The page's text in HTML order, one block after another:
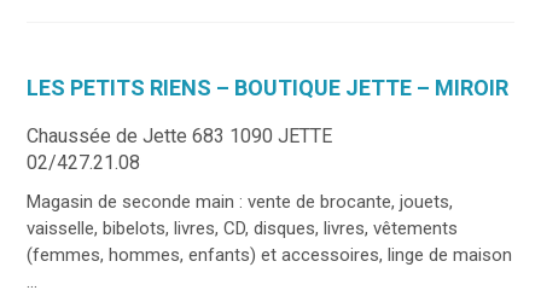
LES PETITS RIENS – BOUTIQUE JETTE – MIROIR
Chaussée de Jette 683 1090 JETTE
02/427.21.08
Magasin de seconde main : vente de brocante, jouets,
vaisselle, bibelots, livres, CD, disques, livres, vêtements
(femmes, hommes, enfants) et accessoires, linge de maison
...